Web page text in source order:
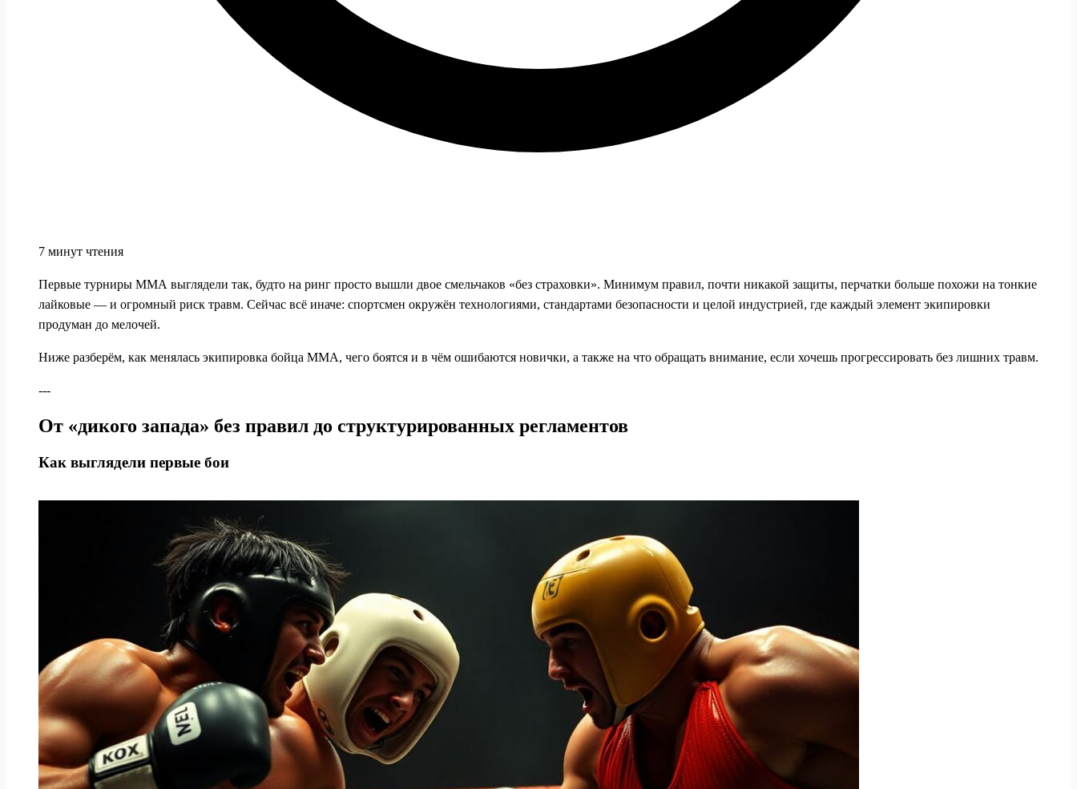
7 минут чтения
Первые турниры ММА выглядели так, будто на ринг просто вышли двое смельчаков «без страховки». Минимум правил, почти никакой защиты, перчатки больше похожи на тонкие
лайковые — и огромный риск травм. Сейчас всё иначе: спортсмен окружён технологиями, стандартами безопасности и целой индустрией, где каждый элемент экипировки
продуман до мелочей.
Ниже разберём, как менялась экипировка бойца ММА, чего боятся и в чём ошибаются новички, а также на что обращать внимание, если хочешь прогрессировать без лишних травм.
---
От «дикого запада» без правил до структурированных регламентов
Как выглядели первые бои